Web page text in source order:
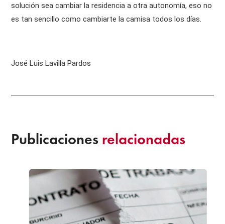
solución sea cambiar la residencia a otra autonomía, eso no
es tan sencillo como cambiarte la camisa todos los días.
José Luis Lavilla Pardos
Publicaciones relacionadas